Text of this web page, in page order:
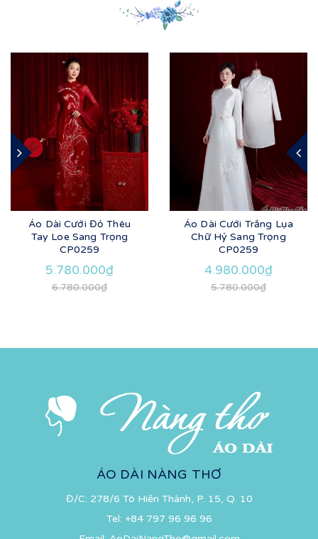
Áo Dài Cưới Đỏ Thêu
Tay Loe Sang Trọng
CP0259
5.780.000₫
6.780.000₫
Áo Dài Cưới Trắng Lụa
Chữ Hỷ Sang Trọng
CP0259
4.980.000₫
5.780.000₫
ÁO DÀI NÀNG THƠ
Đ/C: 278/6 Tô Hiến Thành, P. 15, Q. 10
Tel: +84 797 96 96 96